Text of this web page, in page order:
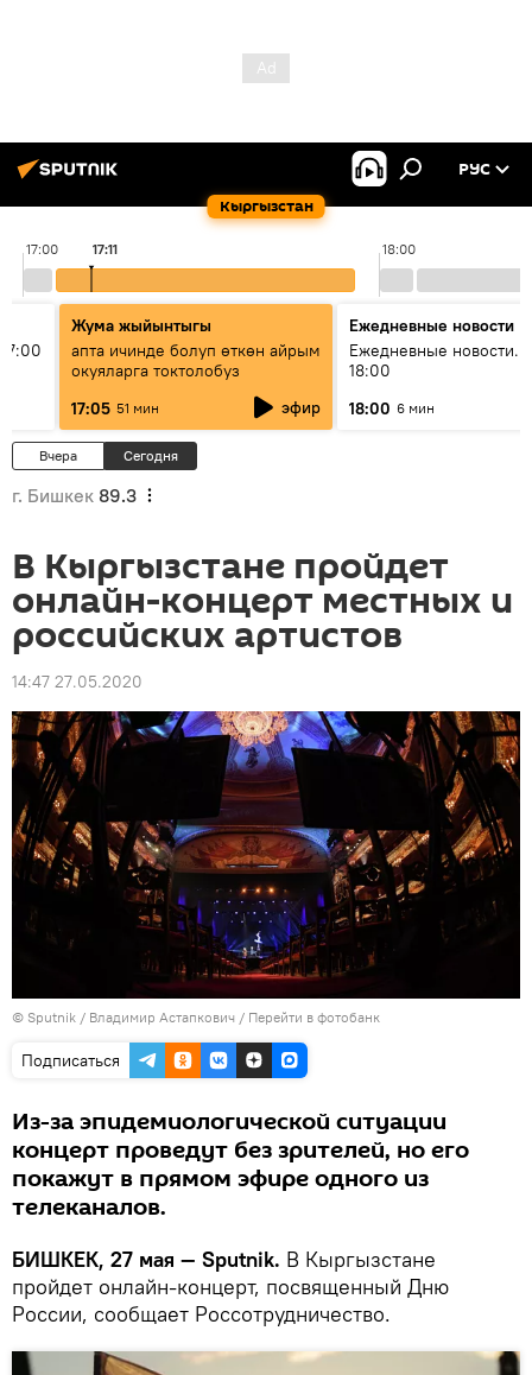
Кыргызстан
РУС
17:00 18:00
17:11
Жума жыйынтыгы
апта ичинде болуп өткөн айрым
окуяларга токтолобуз
17:05 51 мин эфир
Ежедневные новости
Ежедневные новости.
18:00
18:00 6 мин
Вчера Сегодня
г. Бишкек 89.3
В Кыргызстане пройдет
онлайн-концерт местных и
российских артистов
14:47 27.05.2020
© Sputnik / Владимир Астапкович / Перейти в фотобанк
Подписаться
Из-за эпидемиологической ситуации
концерт проведут без зрителей, но его
покажут в прямом эфире одного из
телеканалов.
БИШКЕК, 27 мая — Sputnik. В Кыргызстане
пройдет онлайн-концерт, посвященный Дню
России, сообщает Россотрудничество.